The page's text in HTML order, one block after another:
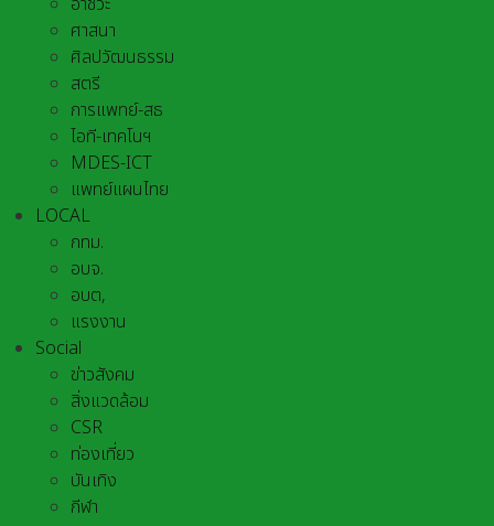
ศาสนา
ศิลปวัฒนธรรม
สตรี
การแพทย์-สธ
ไอที-เทคโนฯ
MDES-ICT
แพทย์แผนไทย
LOCAL
กทม.
อบจ.
อบต,
แรงงาน
Social
ข่าวสังคม
สิ่งแวดล้อม
CSR
ท่องเที่ยว
บันเทิง
กีฬา